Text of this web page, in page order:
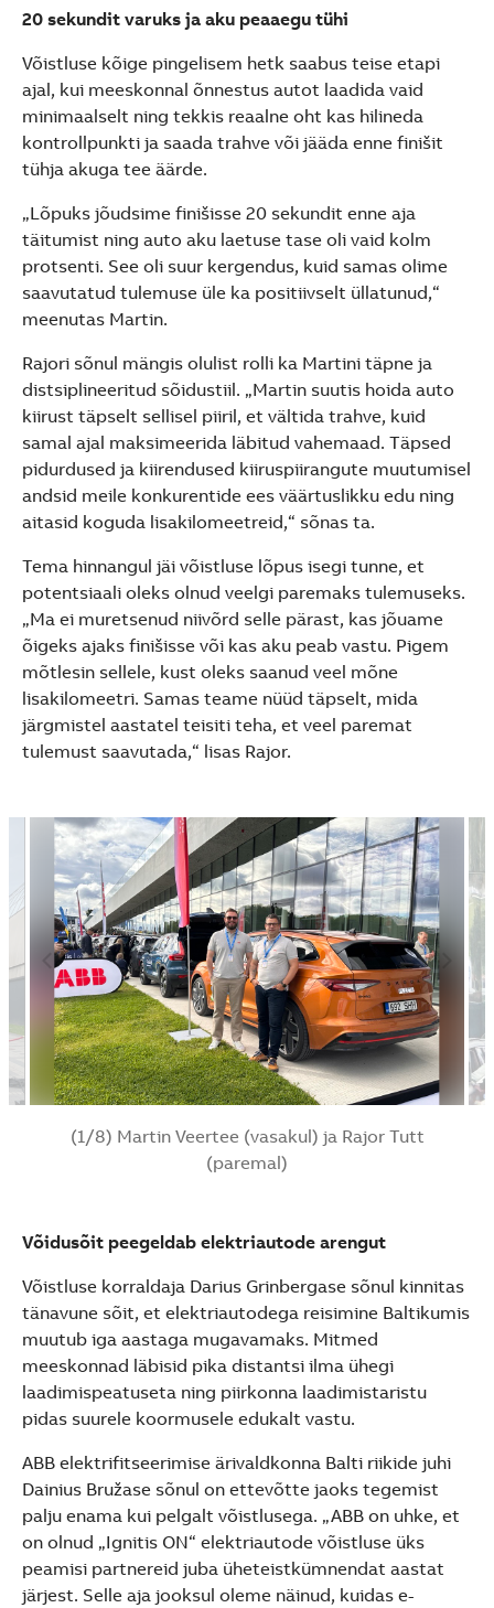
20 sekundit varuks ja aku peaaegu tühi
Võistluse kõige pingelisem hetk saabus teise etapi
ajal, kui meeskonnal õnnestus autot laadida vaid
minimaalselt ning tekkis reaalne oht kas hilineda
kontrollpunkti ja saada trahve või jääda enne finišit
tühja akuga tee äärde.
„Lõpuks jõudsime finišisse 20 sekundit enne aja
täitumist ning auto aku laetuse tase oli vaid kolm
protsenti. See oli suur kergendus, kuid samas olime
saavutatud tulemuse üle ka positiivselt üllatunud,“
meenutas Martin.
Rajori sõnul mängis olulist rolli ka Martini täpne ja
distsiplineeritud sõidustiil. „Martin suutis hoida auto
kiirust täpselt sellisel piiril, et vältida trahve, kuid
samal ajal maksimeerida läbitud vahemaad. Täpsed
pidurdused ja kiirendused kiiruspiirangute muutumisel
andsid meile konkurentide ees väärtuslikku edu ning
aitasid koguda lisakilomeetreid,“ sõnas ta.
Tema hinnangul jäi võistluse lõpus isegi tunne, et
potentsiaali oleks olnud veelgi paremaks tulemuseks.
„Ma ei muretsenud niivõrd selle pärast, kas jõuame
õigeks ajaks finišisse või kas aku peab vastu. Pigem
mõtlesin sellele, kust oleks saanud veel mõne
lisakilomeetri. Samas teame nüüd täpselt, mida
järgmistel aastatel teisiti teha, et veel paremat
tulemust saavutada,“ lisas Rajor.
(1/8) Martin Veertee (vasakul) ja Rajor Tutt
(paremal)
Võidusõit peegeldab elektriautode arengut
Võistluse korraldaja Darius Grinbergase sõnul kinnitas
tänavune sõit, et elektriautodega reisimine Baltikumis
muutub iga aastaga mugavamaks. Mitmed
meeskonnad läbisid pika distantsi ilma ühegi
laadimispeatuseta ning piirkonna laadimistaristu
pidas suurele koormusele edukalt vastu.
ABB elektrifitseerimise ärivaldkonna Balti riikide juhi
Dainius Bružase sõnul on ettevõtte jaoks tegemist
palju enama kui pelgalt võistlusega. „ABB on uhke, et
on olnud „Ignitis ON“ elektriautode võistluse üks
peamisi partnereid juba üheteistkümnendat aastat
järjest. Selle aja jooksul oleme näinud, kuidas e-